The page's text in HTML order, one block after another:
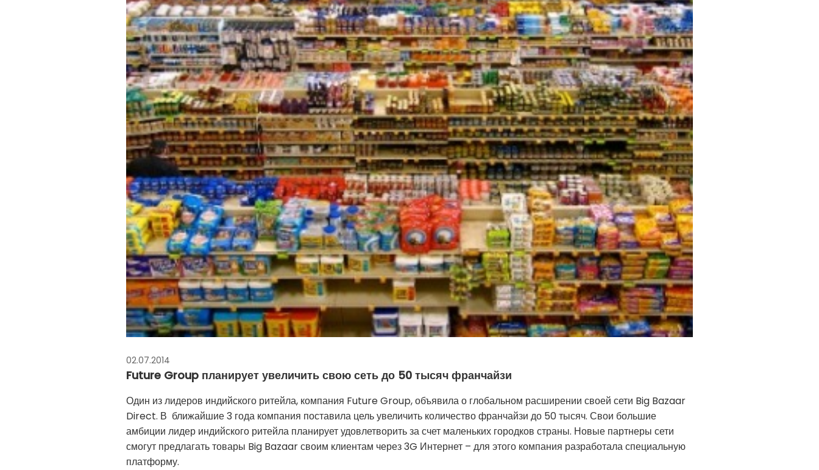
02.07.2014
Future Group планирует увеличить свою сеть до 50 тысяч франчайзи
Один из лидеров индийского ритейла, компания Future Group, объявила о глобальном расширении своей сети Big Bazaar
Direct. В ближайшие 3 года компания поставила цель увеличить количество франчайзи до 50 тысяч. Свои большие
амбиции лидер индийского ритейла планирует удовлетворить за счет маленьких городков страны. Новые партнеры сети
смогут предлагать товары Big Bazaar своим клиентам через 3G Интернет – для этого компания разработала специальную
платформу.